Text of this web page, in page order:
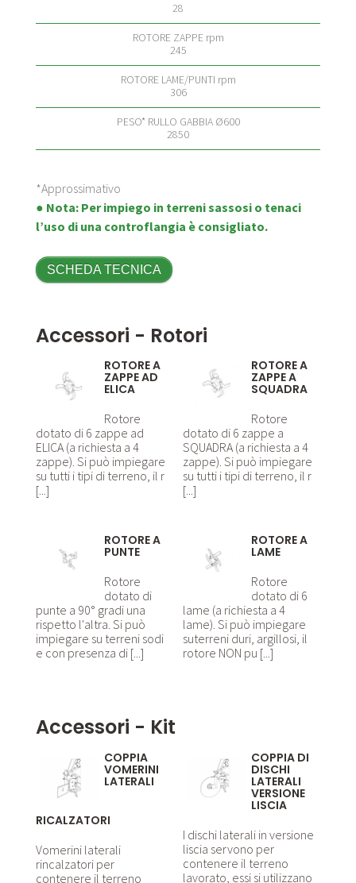
28
245
306
2850
*Approssimativo
● Nota: Per impiego in terreni sassosi o tenaci
l’uso di una controflangia è consigliato.
SCHEDA TECNICA
Accessori - Rotori
ROTORE A
ZAPPE AD
ELICA
Rotore
dotato di 6 zappe ad
ELICA (a richiesta a 4
zappe). Si può impiegare
su tutti i tipi di terreno, il r
[...]
ROTORE A
ZAPPE A
SQUADRA
Rotore
dotato di 6 zappe a
SQUADRA (a richiesta a 4
zappe). Si può impiegare
su tutti i tipi di terreno, il r
[...]
ROTORE A
PUNTE
Rotore
dotato di
punte a 90° gradi una
rispetto l'altra. Si può
impiegare su terreni sodi
e con presenza di [...]
ROTORE A
LAME
Rotore
dotato di 6
lame (a richiesta a 4
lame). Si può impiegare
suterreni duri, argillosi, il
rotore NON pu [...]
Accessori - Kit
COPPIA
VOMERINI
LATERALI
RICALZATORI
Vomerini laterali
rincalzatori per
contenere il terreno
COPPIA DI
DISCHI
LATERALI
VERSIONE
LISCIA
I dischi laterali in versione
liscia servono per
contenere il terreno
lavorato, essi si utilizzano